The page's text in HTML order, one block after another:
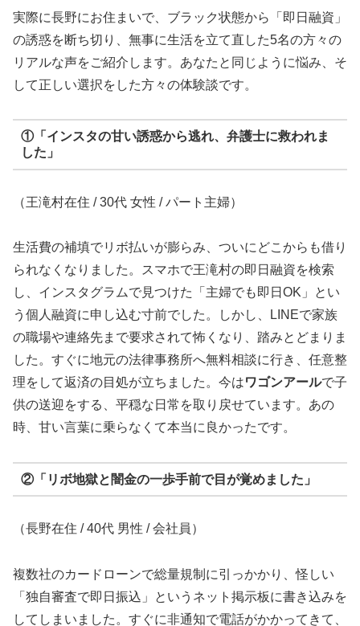
実際に長野にお住まいで、ブラック状態から「即日融資」
の誘惑を断ち切り、無事に生活を立て直した5名の方々の
リアルな声をご紹介します。あなたと同じように悩み、そ
して正しい選択をした方々の体験談です。
①「インスタの甘い誘惑から逃れ、弁護士に救われま
した」
（王滝村在住 / 30代 女性 / パート主婦）
生活費の補填でリボ払いが膨らみ、ついにどこからも借り
られなくなりました。スマホで王滝村の即日融資を検索
し、インスタグラムで見つけた「主婦でも即日OK」とい
う個人融資に申し込む寸前でした。しかし、LINEで家族
の職場や連絡先まで要求されて怖くなり、踏みとどまりま
した。すぐに地元の法律事務所へ無料相談に行き、任意整
理をして返済の目処が立ちました。今はワゴンアールで子
供の送迎をする、平穏な日常を取り戻せています。あの
時、甘い言葉に乗らなくて本当に良かったです。
②「リボ地獄と闇金の一歩手前で目が覚めました」
（長野在住 / 40代 男性 / 会社員）
複数社のカードローンで総量規制に引っかかり、怪しい
「独自審査で即日振込」というネット掲示板に書き込みを
してしまいました。すぐに非通知で電話がかかってきて、